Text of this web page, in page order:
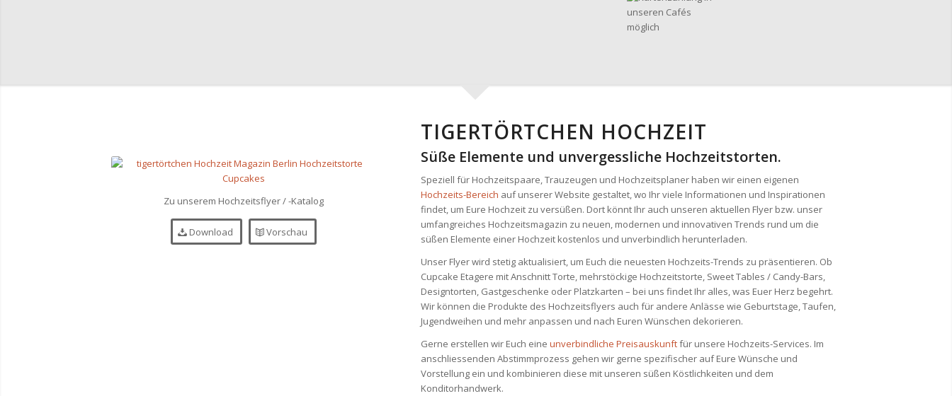
Zu unserem Hochzeitsflyer / -Katalog
Download Vorschau
TIGERTÖRTCHEN HOCHZEIT
Süße Elemente und unvergessliche Hochzeitstorten.
Speziell für Hochzeitspaare, Trauzeugen und Hochzeitsplaner haben wir einen eigenen
Hochzeits-Bereich auf unserer Website gestaltet, wo Ihr viele Informationen und Inspirationen
findet, um Eure Hochzeit zu versüßen. Dort könnt Ihr auch unseren aktuellen Flyer bzw. unser
umfangreiches Hochzeitsmagazin zu neuen, modernen und innovativen Trends rund um die
süßen Elemente einer Hochzeit kostenlos und unverbindlich herunterladen.
Unser Flyer wird stetig aktualisiert, um Euch die neuesten Hochzeits-Trends zu präsentieren. Ob
Cupcake Etagere mit Anschnitt Torte, mehrstöckige Hochzeitstorte, Sweet Tables / Candy-Bars,
Designtorten, Gastgeschenke oder Platzkarten – bei uns findet Ihr alles, was Euer Herz begehrt.
Wir können die Produkte des Hochzeitsflyers auch für andere Anlässe wie Geburtstage, Taufen,
Jugendweihen und mehr anpassen und nach Euren Wünschen dekorieren.
Gerne erstellen wir Euch eine unverbindliche Preisauskunftfür unsere Hochzeits-Services. Im
anschliessenden Abstimmprozess gehen wir gerne spezifischer auf Eure Wünsche und
Vorstellung ein und kombinieren diese mit unseren süßen Köstlichkeiten und dem
Konditorhandwerk.